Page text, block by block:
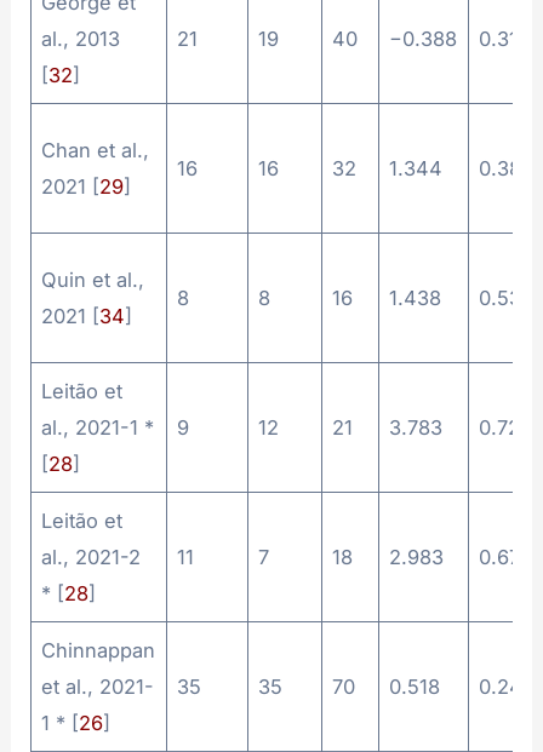
al., 2013
[32]
21 19 40 −0.388 0.313
Chan et al.,
2021 [29]
16 16 32 1.344 0.383
Quin et al.,
2021 [34]
8 8 16 1.438 0.537
Leitão et
al., 2021-1 *
[28]
9 12 21 3.783 0.721
Leitão et
al., 2021-2
* [28]
11 7 18 2.983 0.678
Chinnappan
et al., 2021-
1 * [26]
35 35 70 0.518 0.240